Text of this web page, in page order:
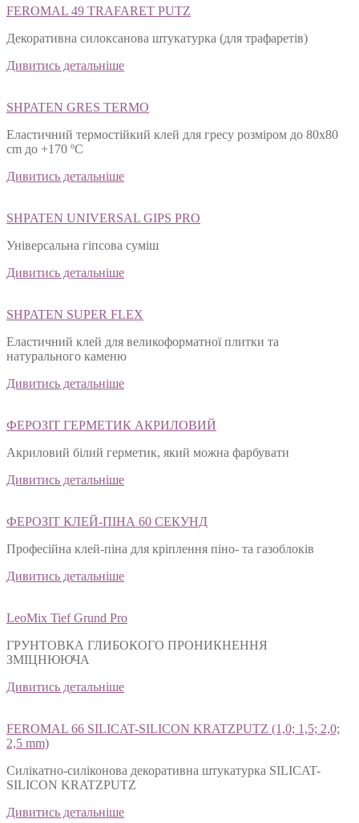
FEROMAL 49 TRAFARET PUTZ
Декоративна силоксанова штукатурка (для трафаретів)
Дивитись детальніше
SHPATEN GRES TERMO
Еластичний термостійкий клей для гресу розміром до 80х80
cm до +170 ºС
Дивитись детальніше
SHPATEN UNIVERSAL GIPS PRO
Універсальна гіпсова суміш
Дивитись детальніше
SHPATEN SUPER FLEX
Еластичний клей для великоформатної плитки та
натурального каменю
Дивитись детальніше
ФЕРОЗІТ ГЕРМЕТИК АКРИЛОВИЙ
Акриловий білий герметик, який можна фарбувати
Дивитись детальніше
ФЕРОЗІТ КЛЕЙ-ПІНА 60 СЕКУНД
Професійна клей-піна для кріплення піно- та газоблоків
Дивитись детальніше
LeoMix Tief Grund Pro
ГРУНТОВКА ГЛИБОКОГО ПРОНИКНЕННЯ
ЗМІЦНЮЮЧА
Дивитись детальніше
FEROMAL 66 SILICAT-SILICON KRATZPUTZ (1,0; 1,5; 2,0;
2,5 mm)
Силікатно-силіконова декоративна штукатурка SILICAT-
SILICON KRATZPUTZ
Дивитись детальніше